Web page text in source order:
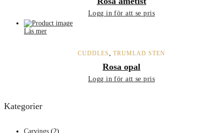
Logg in för att se pris
Läs mer
CUDDLES ,TRUMLAD STEN
Rosa opal
Logg in för att se pris
Kategorier
Carvings (2)